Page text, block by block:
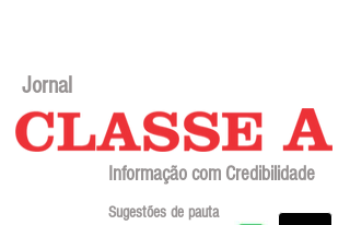
Jornal
Informação com Credibilidade
Sugestões de pauta